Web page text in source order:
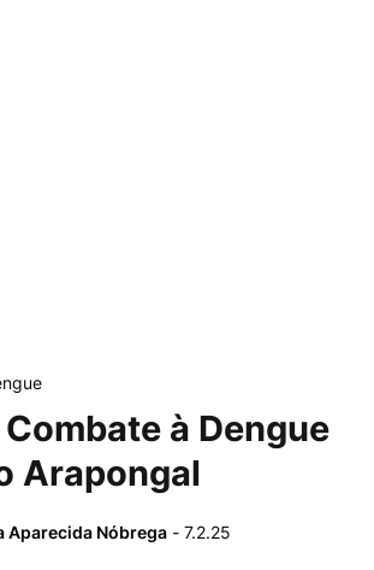
à Dengue
Arapongal
Aparecida Nóbrega - 7.2.25